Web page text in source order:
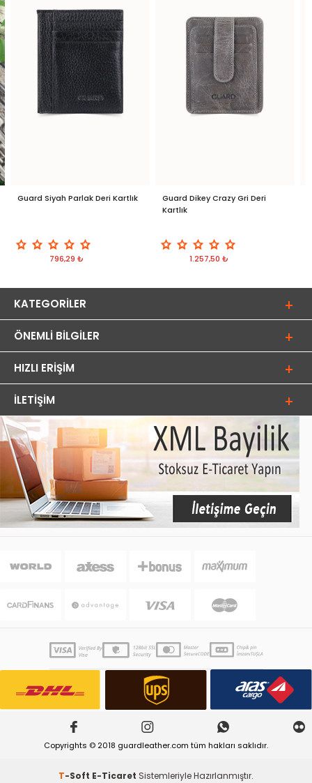
Guard Siyah Parlak Deri Kartlık
796,29 ₺
Guard Dikey Crazy Gri Deri
Kartlık
1.257,50 ₺
KATEGORILER
ÖNEMLI BILGILER
HIZLI ERIŞIM
İLETIŞIM
Copyrights © 2018 guardleather.com tüm hakları saklıdır.
T-Soft E-Ticaret Sistemleriyle Hazırlanmıştır.